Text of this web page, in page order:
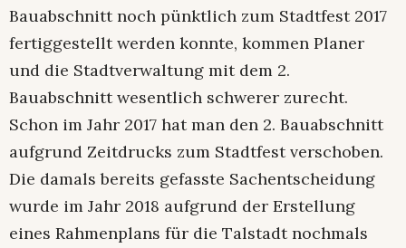
Bauabschnitt noch pünktlich zum Stadtfest 2017
fertiggestellt werden konnte, kommen Planer
und die Stadtverwaltung mit dem 2.
Bauabschnitt wesentlich schwerer zurecht.
Schon im Jahr 2017 hat man den 2. Bauabschnitt
aufgrund Zeitdrucks zum Stadtfest verschoben.
Die damals bereits gefasste Sachentscheidung
wurde im Jahr 2018 aufgrund der Erstellung
eines Rahmenplans für die Talstadt nochmals